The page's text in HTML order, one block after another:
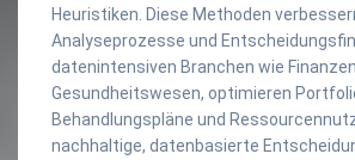
Heuristiken. Diese Methoden
Analyseprozesse und
datenintensiven Branchen wie
Gesundheitswesen, optimieren
Behandlungspläne und
nachhaltige, datenbasierte